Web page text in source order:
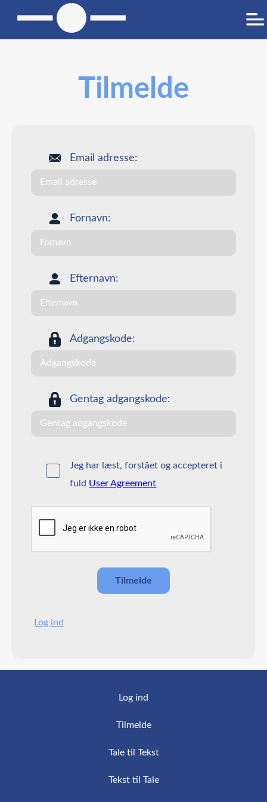
Tilmelde
Email adresse:
Fornavn:
Efternavn:
Adgangskode:
Gentag adgangskode:
Jeg har læst, forstået og accepteret i
fuld User Agreement
Log ind
Log ind
Tilmelde
Tale til Tekst
Tekst til Tale